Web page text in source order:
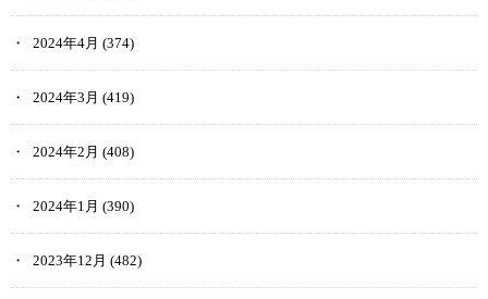
2024年4月 (374)
2024年3月 (419)
2024年2月 (408)
2024年1月 (390)
2023年12月 (482)